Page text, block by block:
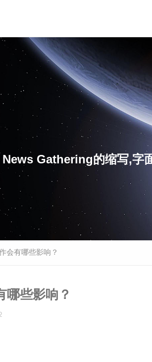
Gathering的缩写,字
会有哪些影响？
哪些影响？